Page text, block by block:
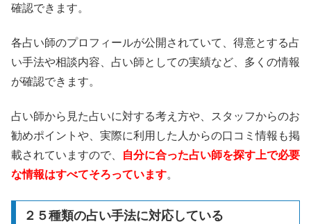
確認できます。
各占い師のプロフィールが公開されていて、得意とする占
い手法や相談内容、占い師としての実績など、多くの情報
が確認できます。
占い師から見た占いに対する考え方や、スタッフからのお
勧めポイントや、実際に利用した人からの口コミ情報も掲
載されていますので、
自分に合った占い師を探す上で必要
な情報はすべてそろっています。
２５種類の占い手法に対応している